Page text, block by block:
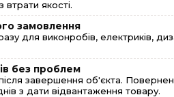
втрати якості.
замовлення
для виконробів, електриків,
без проблем
завершення об'єкта.
з дати відвантаження товару.